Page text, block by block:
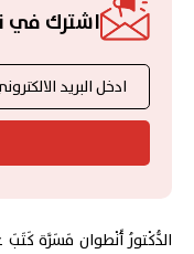
اشترك في
الدُّكْتورُ أَنْطوان مَسَرَّة